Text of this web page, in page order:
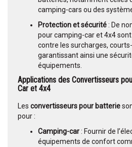
camping-cars ou des
Protection et sécurité: De
pour camping-car et 4x4
contre les surcharges,
garantissant ainsi une
équipements.
Applications des Convertisseurs
Car et 4x4
Les convertisseurs pour batterie
pour :
Camping-car: Fournir de
équipements de confort